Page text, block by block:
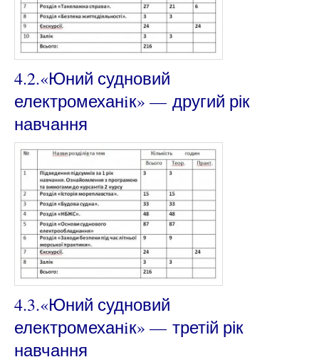
4.2.«Юний судновий
електромеханiк» — другий рік
навчання
4.3.«Юний судновий
електромеханiк» — третій рік
навчання